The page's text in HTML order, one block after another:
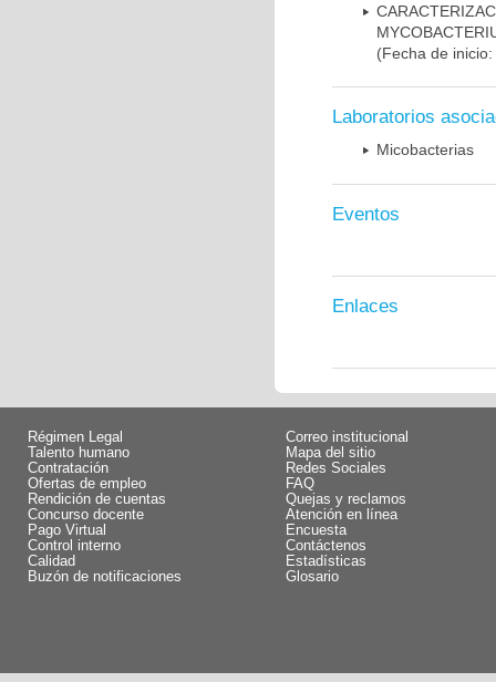
(Fecha de
Laboratorios
Micobacterias
Eventos
Enlaces
Régimen Legal
Talento humano
Contratación
Ofertas de empleo
Rendición de cuentas
Concurso docente
Pago Virtual
Control interno
Calidad
Buzón de notificaciones
Correo institucional
Mapa del sitio
Redes Sociales
FAQ
Quejas y reclamos
Atención en línea
Encuesta
Contáctenos
Estadísticas
Glosario